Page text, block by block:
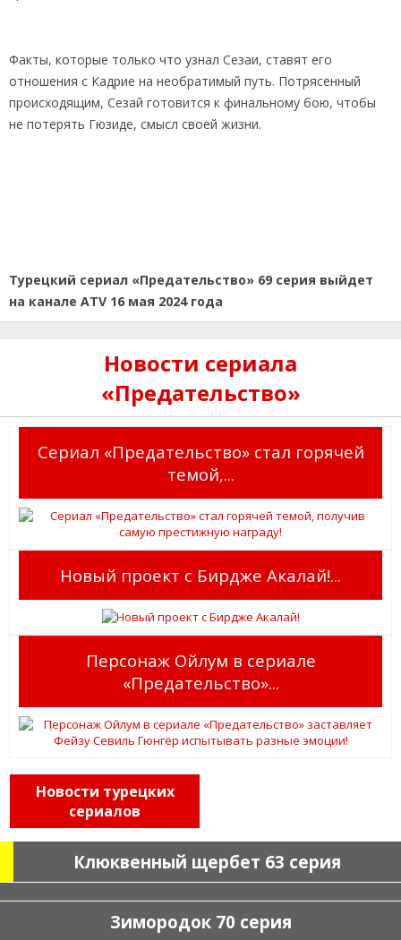
Факты, которые только что узнал Сезаи, ставят его
отношения с Кадрие на необратимый путь. Потрясенный
происходящим, Сезай готовится к финальному бою, чтобы
не потерять Гюзиде, смысл своей жизни.
Турецкий сериал «Предательство» 69 серия выйдет
на канале ATV 16 мая 2024 года
Новости сериала
«Предательство»
Сериал «Предательство» стал горячей
темой,...
Новый проект с Бирдже Акалай!...
Персонаж Ойлум в сериале
«Предательство»...
Новости турецких
сериалов
Клюквенный щербет 63 серия
Зимородок 70 серия